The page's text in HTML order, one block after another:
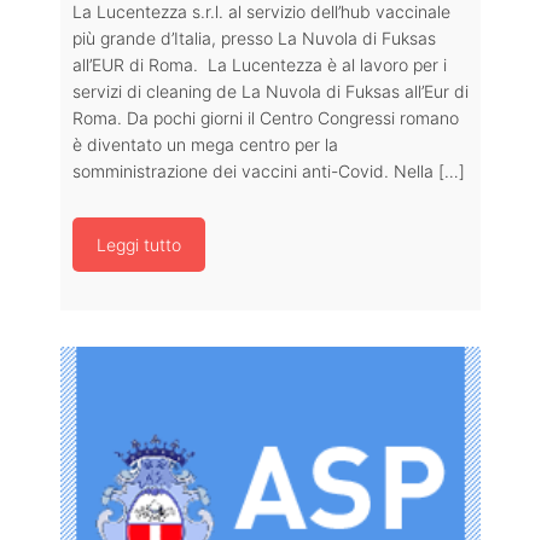
La Lucentezza s.r.l. al servizio dell’hub vaccinale
più grande d’Italia, presso La Nuvola di Fuksas
all’EUR di Roma. La Lucentezza è al lavoro per i
servizi di cleaning de La Nuvola di Fuksas all’Eur di
Roma. Da pochi giorni il Centro Congressi romano
è diventato un mega centro per la
somministrazione dei vaccini anti-Covid. Nella […]
Leggi tutto